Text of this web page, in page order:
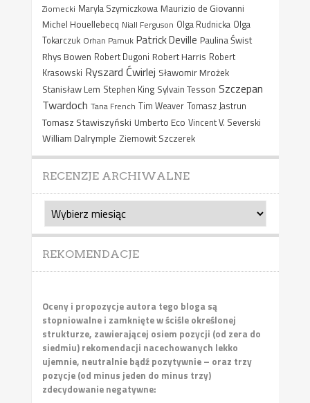
Ziomecki Maryla Szymiczkowa Maurizio de Giovanni
Michel Houellebecq Niall Ferguson Olga Rudnicka Olga
Tokarczuk Orhan Pamuk Patrick Deville Paulina Świst
Rhys Bowen Robert Dugoni Robert Harris Robert
Krasowski Ryszard Ćwirlej Sławomir Mrożek
Stanisław Lem Stephen King Sylvain Tesson Szczepan
Twardoch Tana French Tim Weaver Tomasz Jastrun
Tomasz Stawiszyński Umberto Eco Vincent V. Severski
William Dalrymple Ziemowit Szczerek
RECENZJE ARCHIWALNE
Recenzje
archiwalne
REKOMENDACJE
Oceny i propozycje autora tego bloga są
stopniowalne i zamknięte w ściśle określonej
strukturze, zawierającej osiem pozycji (od zera do
siedmiu) rekomendacji nacechowanych lekko
ujemnie, neutralnie bądź pozytywnie – oraz trzy
pozycje (od minus jeden do minus trzy)
zdecydowanie negatywne: